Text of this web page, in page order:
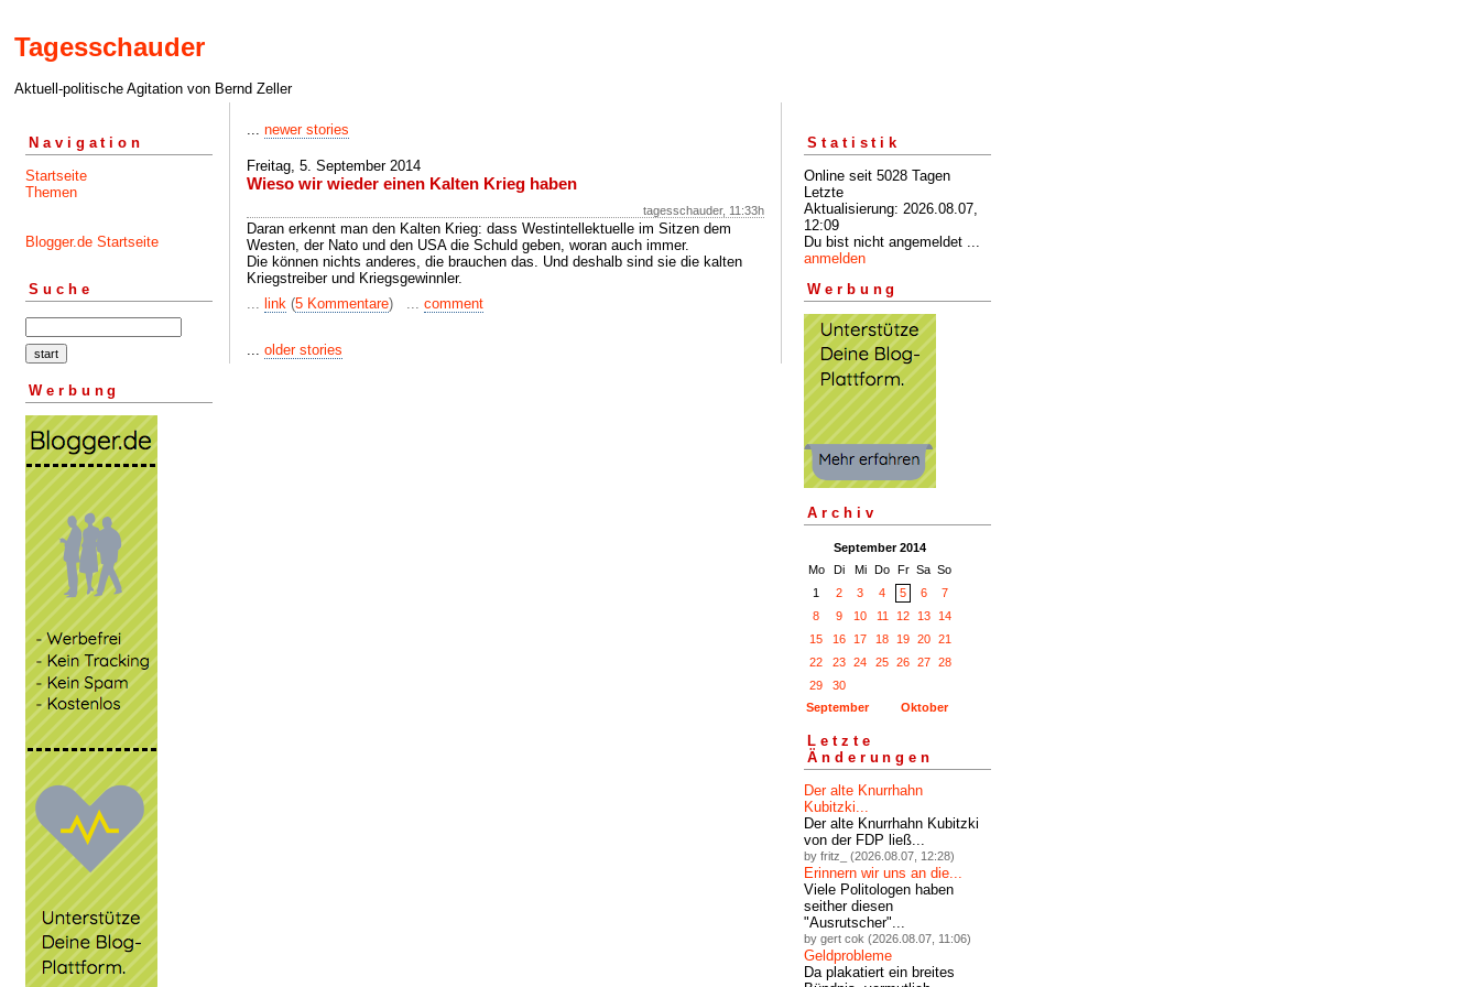
Tagesschauder
Aktuell-politische Agitation von Bernd Zeller
Navigation
Startseite
Themen
Blogger.de Startseite
Suche
Werbung
... newer stories
Freitag, 5. September 2014
Wieso wir wieder einen Kalten Krieg haben
tagesschauder, 11:33h
Daran erkennt man den Kalten Krieg: dass Westintellektuelle im Sitzen dem
Westen, der Nato und den USA die Schuld geben, woran auch immer.
Die können nichts anderes, die brauchen das. Und deshalb sind sie die kalten
Kriegstreiber und Kriegsgewinnler.
... link (5 Kommentare) ... comment
... older stories
Statistik
Online seit 5028 Tagen
Letzte
Aktualisierung: 2026.08.07,
12:09
Du bist nicht angemeldet ...
anmelden
Werbung
Archiv
September 2014
Mo
Di Mi Do Fr Sa So
1
2 3 4 5 6
7
8
9 10 11 12 13
14
15
16 17 18 19 20
21
22
23 24 25 26 27
28
29
30
September
Oktober
Letzte
Änderungen
Der alte Knurrhahn
Kubitzki...
Der alte Knurrhahn Kubitzki
von der FDP ließ...
by fritz_ (2026.08.07, 12:28)
Erinnern wir uns an die...
Viele Politologen haben
seither diesen
"Ausrutscher"...
by gert cok (2026.08.07, 11:06)
Geldprobleme
Da plakatiert ein breites